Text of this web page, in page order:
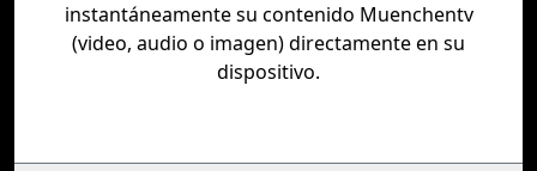
instantáneamente su contenido Muenchentv
(video, audio o imagen) directamente en su
dispositivo.